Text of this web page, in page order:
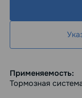
Применяемость:
Тормозная